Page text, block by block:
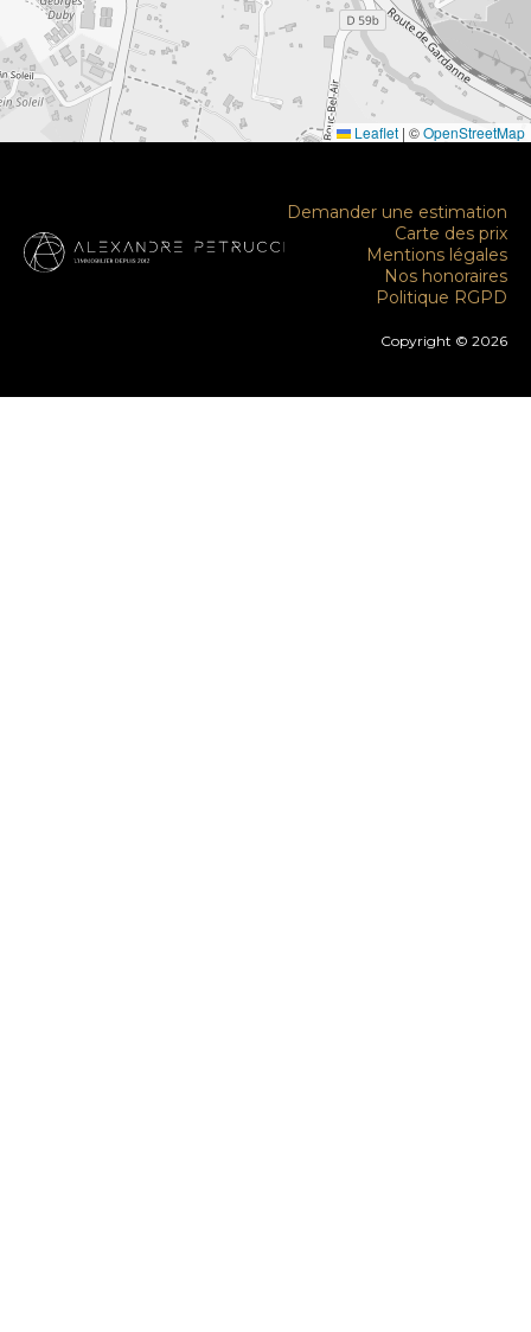
Leaflet | ©OpenStreetMap
Demander une estimation
Carte des prix
Mentions légales
Nos honoraires
Politique RGPD
Copyright © 2026